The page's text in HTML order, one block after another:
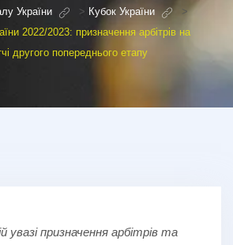
України > Кубок України
>
2022/2023: призначення арбітрів на
другого попереднього етапу
увазі призначення арбітрів та